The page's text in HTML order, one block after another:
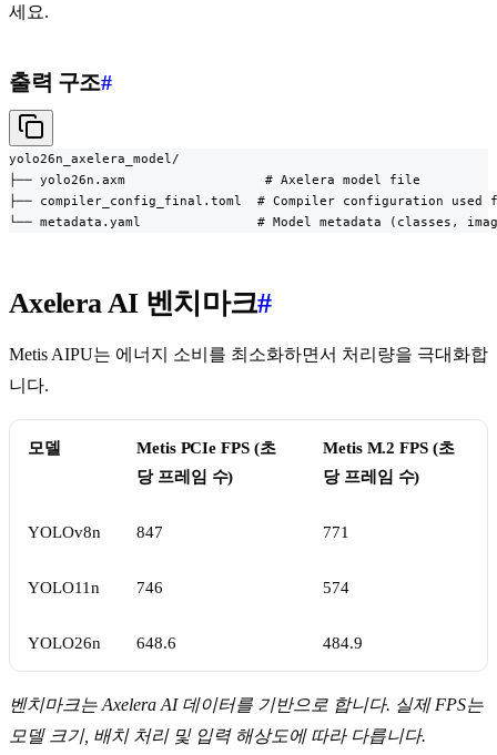
세요.
출력 구조#
yolo26n_axelera_model/
├── yolo26n.axm                  # Axelera model file
├── compiler_config_final.toml  # Compiler configuration
└── metadata.yaml               # Model metadata (classes,
Axelera AI 벤치마크#
Metis AIPU는 에너지 소비를 최소화하면서 처리량을 극대화합
니다.
모델
Metis PCIe FPS (초
당 프레임 수)
Metis M.2 FPS (초
당 프레임 수)
YOLOv8n 847 771
YOLO11n 746 574
YOLO26n 648.6 484.9
벤치마크는 Axelera AI 데이터를 기반으로 합니다. 실제 FPS는
모델 크기, 배치 처리 및 입력 해상도에 따라 다릅니다.